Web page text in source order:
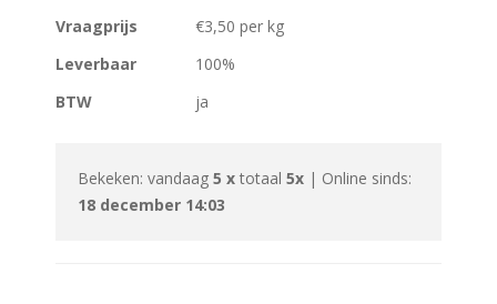
Vraagprijs
€3,50 per kg
Leverbaar
100%
BTW
ja
Bekeken: vandaag 5 x totaal 5x | Online sinds:
18 december 14:03